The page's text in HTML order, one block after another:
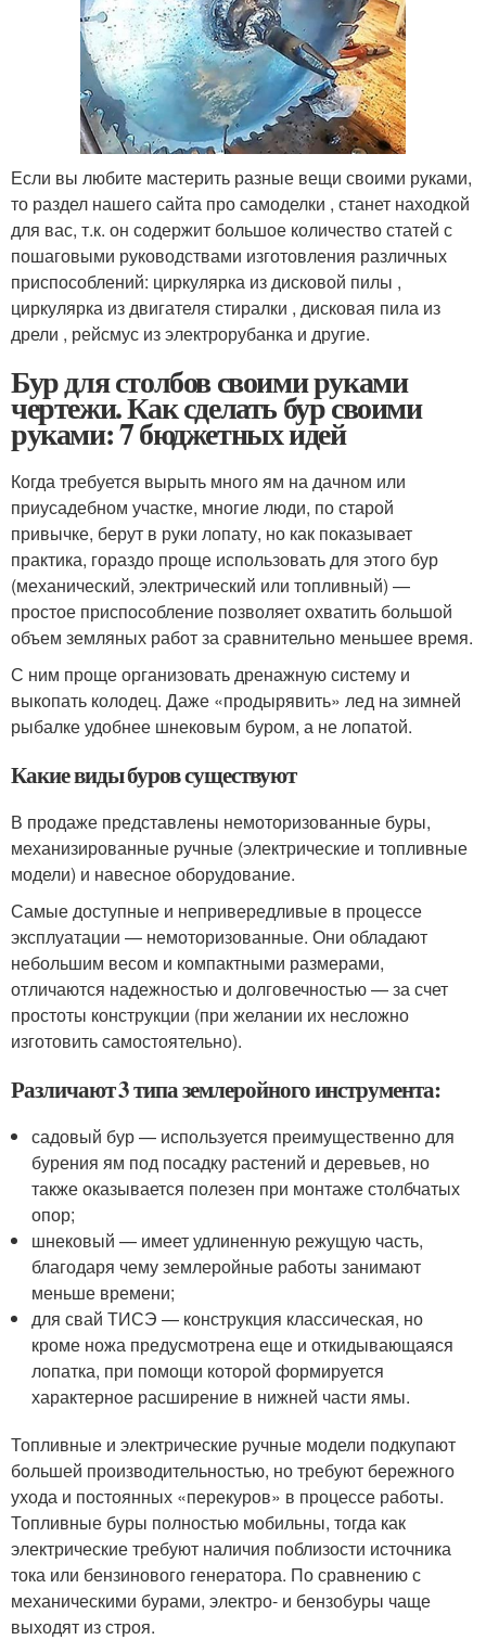
Если вы любите мастерить разные вещи своими руками,
то раздел нашего сайта про самоделки , станет находкой
для вас, т.к. он содержит большое количество статей с
пошаговыми руководствами изготовления различных
приспособлений: циркулярка из дисковой пилы ,
циркулярка из двигателя стиралки , дисковая пила из
дрели , рейсмус из электрорубанка и другие.
Бур для столбов своими руками
чертежи. Как сделать бур своими
руками: 7 бюджетных идей
Когда требуется вырыть много ям на дачном или
приусадебном участке, многие люди, по старой
привычке, берут в руки лопату, но как показывает
практика, гораздо проще использовать для этого бур
(механический, электрический или топливный) —
простое приспособление позволяет охватить большой
объем земляных работ за сравнительно меньшее время.
С ним проще организовать дренажную систему и
выкопать колодец. Даже «продырявить» лед на зимней
рыбалке удобнее шнековым буром, а не лопатой.
Какие виды буров существуют
В продаже представлены немоторизованные буры,
механизированные ручные (электрические и топливные
модели) и навесное оборудование.
Самые доступные и непривередливые в процессе
эксплуатации — немоторизованные. Они обладают
небольшим весом и компактными размерами,
отличаются надежностью и долговечностью — за счет
простоты конструкции (при желании их несложно
изготовить самостоятельно).
Различают 3 типа землеройного инструмента:
садовый бур — используется преимущественно для
бурения ям под посадку растений и деревьев, но
также оказывается полезен при монтаже столбчатых
опор;
шнековый — имеет удлиненную режущую часть,
благодаря чему землеройные работы занимают
меньше времени;
для свай ТИСЭ — конструкция классическая, но
кроме ножа предусмотрена еще и откидывающаяся
лопатка, при помощи которой формируется
характерное расширение в нижней части ямы.
Топливные и электрические ручные модели подкупают
большей производительностью, но требуют бережного
ухода и постоянных «перекуров» в процессе работы.
Топливные буры полностью мобильны, тогда как
электрические требуют наличия поблизости источника
тока или бензинового генератора. По сравнению с
механическими бурами, электро- и бензобуры чаще
выходят из строя.